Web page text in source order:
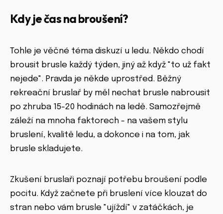
Kdy je čas na broušení?
Tohle je věčné téma diskuzí u ledu. Někdo chodí
brousit brusle každý týden, jiný až když "to už fakt
nejede". Pravda je někde uprostřed. Běžný
rekreační bruslař by měl nechat brusle nabrousit
po zhruba 15-20 hodinách na ledě. Samozřejmě
záleží na mnoha faktorech - na vašem stylu
bruslení, kvalitě ledu, a dokonce i na tom, jak
brusle skladujete.
Zkušení bruslaři poznají potřebu broušení podle
pocitu. Když začnete při bruslení více klouzat do
stran nebo vám brusle "ujíždí" v zatáčkách, je